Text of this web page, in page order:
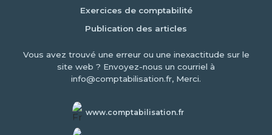
Exercices de comptabilité
Publication des articles
Vous avez trouvé une erreur ou une inexactitude sur le
site web ? Envoyez-nous un courriel à
info@comptabilisation.fr, Merci.
www.comptabilisation.fr